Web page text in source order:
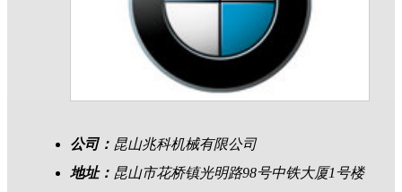
公司： 昆山兆科机械有限公司
地址： 昆山市花桥镇光明路98号中铁大厦1号楼